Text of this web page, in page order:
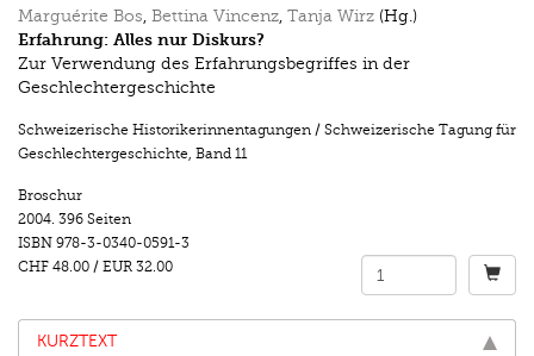
Marguérite Bos, Bettina Vincenz, Tanja Wirz (Hg.)
Erfahrung: Alles nur Diskurs?
Zur Verwendung des Erfahrungsbegriffes in der
Geschlechtergeschichte
Schweizerische Historikerinnentagungen / Schweizerische Tagung für
Geschlechtergeschichte, Band 11
Broschur
2004. 396 Seiten
ISBN 978-3-0340-0591-3
CHF 48.00 / EUR 32.00
KURZTEXT